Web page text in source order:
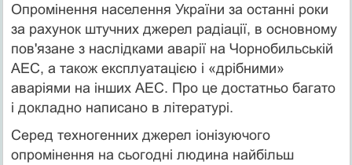
Опромінення населення України за останні роки
за рахунок штучних джерел радіації, в основному
пов'язане з наслідками аварії на Чорнобильській
АЕС, а також експлуатацією і «дрібними»
аваріями на інших АЕС. Про це достатньо багато
і докладно написано в літературі.
Серед техногенних джерел іонізуючого
опромінення на сьогодні людина найбільш